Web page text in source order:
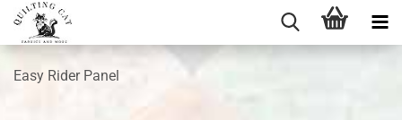
Easy Rider Panel